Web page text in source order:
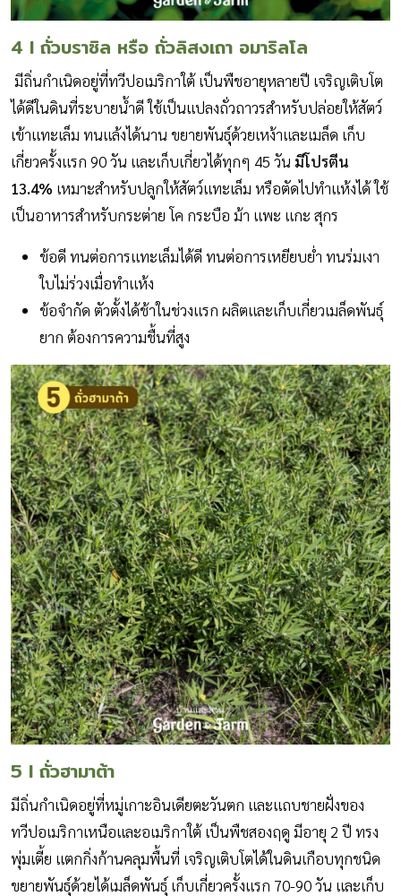
4 I ถั่วบราซิล หรือ ถั่วลิสงเถา อมาริลโล
มีถิ่นกำเนิดอยู่ที่ทวีปอเมริกาใต้ เป็นพืชอายุหลายปี เจริญเติบโต
ได้ดีในดินที่ระบายน้ำดี ใช้เป็นแปลงถั่วถาวรสำหรับปล่อยให้สัตว์
เข้าแทะเล็ม ทนแล้งได้นาน ขยายพันธุ์ด้วยเหง้าและเมล็ด เก็บ
เกี่ยวครั้งแรก 90 วัน และเก็บเกี่ยวได้ทุกๆ 45 วัน มีโปรตีน
13.4% เหมาะสำหรับปลูกให้สัตว์แทะเล็ม หรือตัดไปทำแห้งได้ ใช้
เป็นอาหารสำหรับกระต่าย โค กระบือ ม้า แพะ แกะ สุกร
ข้อดี ทนต่อการแทะเล็มได้ดี ทนต่อการเหยียบย่ำ ทนร่มเงา
ใบไม่ร่วงเมื่อทำแห้ง
ข้อจำกัด ตัวตั้งได้ช้าในช่วงแรก ผลิตและเก็บเกี่ยวเมล็ดพันธุ์
ยาก ต้องการความชื้นที่สูง
5 I ถั่วฮามาต้า
มีถิ่นกำเนิดอยู่ที่หมู่เกาะอินเดียตะวันตก และแถบชายฝั่งของ
ทวีปอเมริกาเหนือและอเมริกาใต้ เป็นพืชสองฤดู มีอายุ 2 ปี ทรง
พุ่มเตี้ย แตกกิ่งก้านคลุมพื้นที่ เจริญเติบโตได้ในดินเกือบทุกชนิด
ขยายพันธุ์ด้วยได้เมล็ดพันธุ์ เก็บเกี่ยวครั้งแรก 70-90 วัน และเก็บ